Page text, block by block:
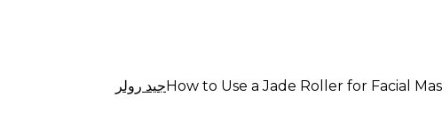
جيد رولر